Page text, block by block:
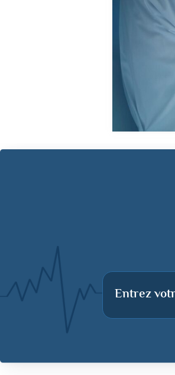
Entrez